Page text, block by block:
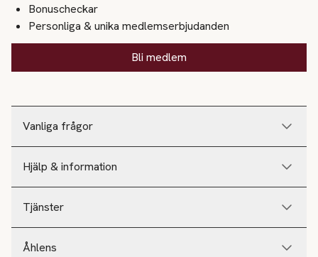
Vanliga frågor
Hjälp & information
Tjänster
Åhlens
Bonuscheckar
Personliga & unika medlemserbjudanden
Bli medlem